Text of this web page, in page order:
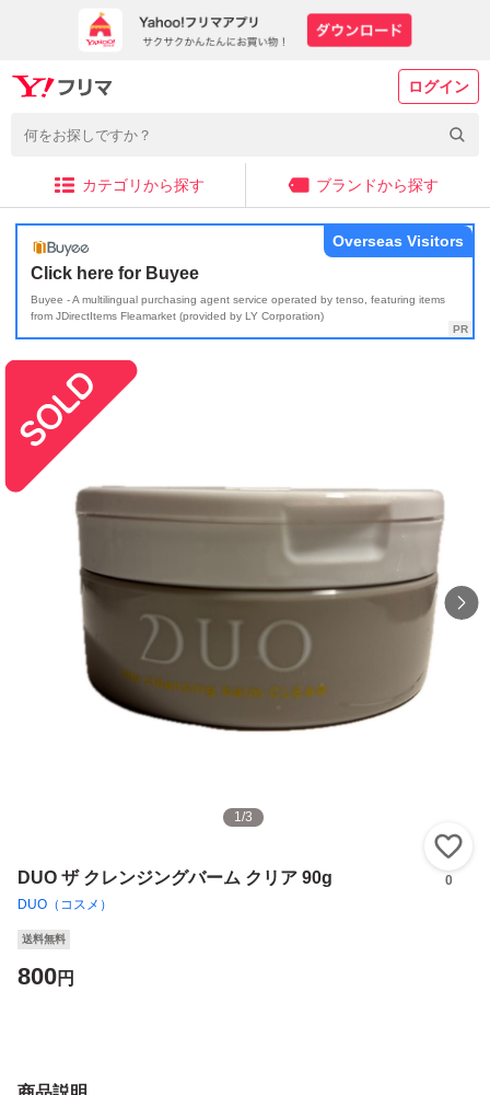
ログイン
カテゴリから探す ブランドから探す
Click here for Buyee
Buyee - A multilingual purchasing agent service operated by tenso, featuring items
from JDirectItems Fleamarket (provided by LY Corporation)
Overseas Visitors
1/3
DUO ザ クレンジングバーム クリア 90g
DUO（コスメ）
0
送料無料
800円